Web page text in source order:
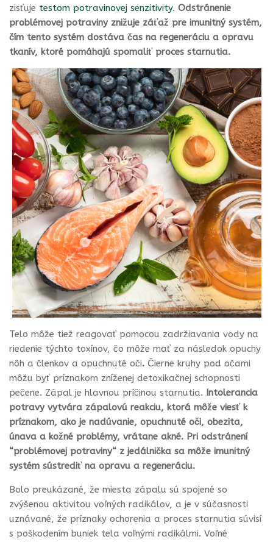
zisťuje testom potravinovej senzitivity. Odstránenie
problémovej potraviny znižuje záťaž pre imunitný systém,
čím tento systém dostáva čas na regeneráciu a opravu
tkanív, ktoré pomáhajú spomaliť proces starnutia.
Telo môže tiež reagovať pomocou zadržiavania vody na
riedenie týchto toxínov, čo môže mať za následok opuchy
nôh a členkov a opuchnuté oči. Čierne kruhy pod očami
môžu byť príznakom zníženej detoxikačnej schopnosti
pečene. Zápal je hlavnou príčinou starnutia. Intolerancia
potravy vytvára zápalovú reakciu, ktorá môže viesť k
príznakom, ako je nadúvanie, opuchnuté oči, obezita,
únava a kožné problémy, vrátane akné. Pri odstránení
“problémovej potraviny“ z jedálnička sa môže imunitný
systém sústrediť na opravu a regeneráciu.
Bolo preukázané, že miesta zápalu sú spojené so
zvýšenou aktivitou voľných radikálov, a je v súčasnosti
uznávané, že príznaky ochorenia a proces starnutia súvisí
s poškodením buniek tela voľnými radikálmi. Voľné